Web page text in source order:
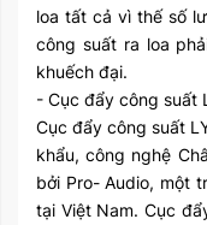
loa tất cả vì thế số
công suất ra loa
khuếch đại.
- Cục đẩy công suất
Cục đẩy công suất
khẩu, công nghệ
bởi Pro- Audio, một
tại Việt Nam. Cục